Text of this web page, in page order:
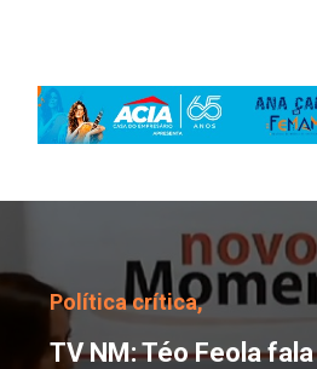
TV NM: Téo
Política crítica,
TV NM: Téo Feola